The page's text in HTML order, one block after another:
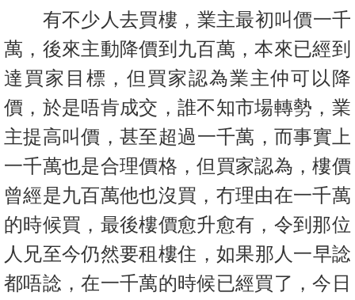
有不少人去買樓，業主最初叫價一千
萬，後來主動降價到九百萬，本來已經到
達買家目標，但買家認為業主仲可以降
價，於是唔肯成交， 誰不知市場轉勢，業
主提高叫價，甚至超過一千萬，而事實上
一千萬也是合理價格，但買家認為，樓價
曾經是九百萬他也沒買， 冇理由在一千萬
的時候買，最後樓價愈升愈有， 令到那位
人兄至今仍然要租樓住，如果那人一早諗
都唔諗，在一千萬的時候已經買了，今日